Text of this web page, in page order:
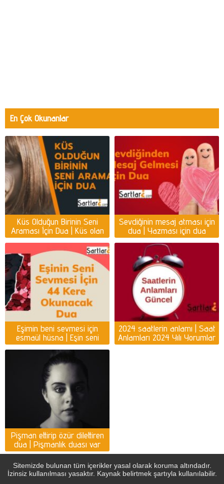
En Çok Okunanlar
Küs Olduğun Birinin Seni
Araması İçin Dua | Küs olan
kişiyi ayağına getirmek için
dua
Sevdiğinin mesaj atması için
dua | Yazması için dua
Eşimin beni sevmesi için
esmaül hüsna | Eşin seni
sevmesi için dua
2024 saatlerin anlamı | Saat
Anlamları 2024 Yılı Yorumlar
Pişman ettirip özür dilettiren
dua | Pişmanlık duası var
mı?
Sitemizde bulunan tüm içerikler yasal olarak koruma altındadır.
İzinsiz kullanılması yasaktır. Kaynak belirtmek şartıyla kullanılabilir.